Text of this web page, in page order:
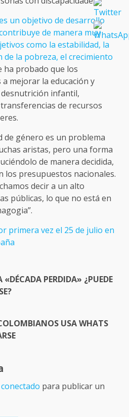
un objetivo de desarrollo
de manera muy
como la estabilidad, la
de la pobreza, el crecimiento
ha probado que los
mejorar la educación y
infantil,
de recursos
de género es un problema
aristas, pero una forma
de manera decidida,
los presupuestos nacionales.
decir a un alto
públicas, lo que no está en
primera vez el 25 de julio en
PERDIDA» ¿PUEDE
USA WHATS
conectado para publicar un